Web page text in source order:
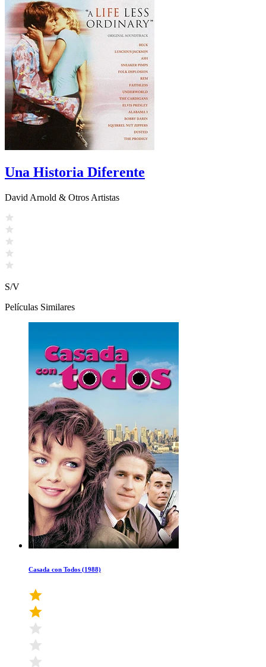
Una Historia Diferente
David Arnold & Otros Artistas
S/V
Películas Similares
Casada con Todos (1988)